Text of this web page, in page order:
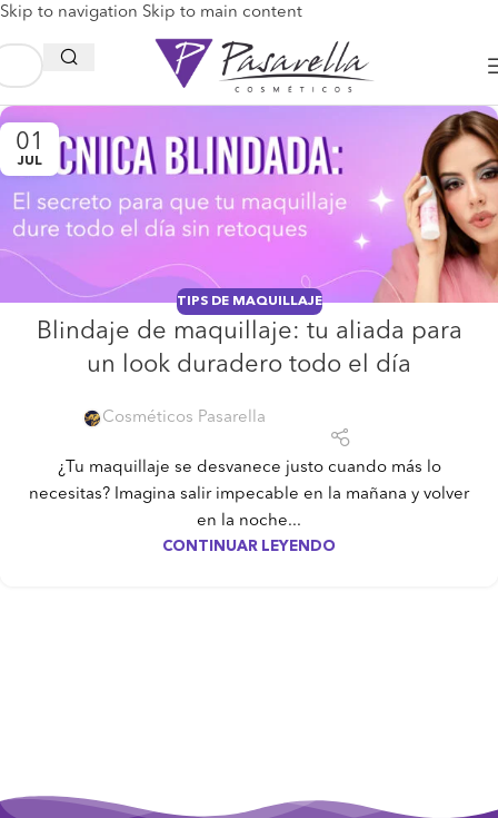
Skip to navigation Skip to main content
01
JUL
TIPS DE MAQUILLAJE
Blindaje de maquillaje: tu aliada para
un look duradero todo el día
Cosméticos Pasarella
¿Tu maquillaje se desvanece justo cuando más lo
necesitas? Imagina salir impecable en la mañana y volver
en la noche...
CONTINUAR LEYENDO